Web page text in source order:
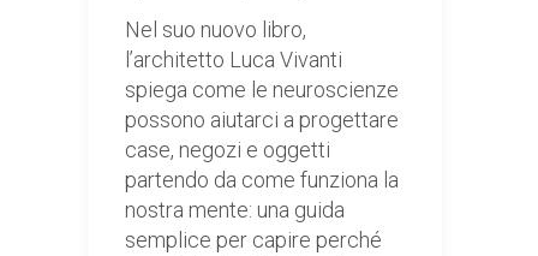
Nel suo nuovo libro,
l’architetto Luca Vivanti
spiega come le neuroscienze
possono aiutarci a progettare
case, negozi e oggetti
partendo da come funziona la
nostra mente: una guida
semplice per capire perché